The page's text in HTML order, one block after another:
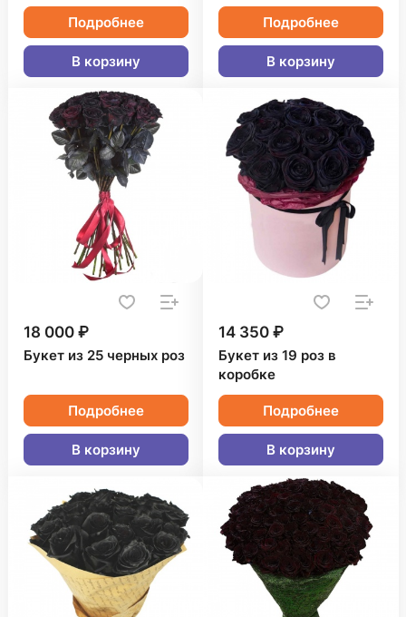
Подробнее
В корзину
Подробнее
В корзину
18 000 ₽
Букет из 25 черных роз
Подробнее
В корзину
14 350 ₽
Букет из 19 роз в
коробке
Подробнее
В корзину